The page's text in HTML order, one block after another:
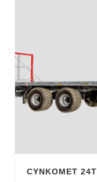
CYNKOMET 24T